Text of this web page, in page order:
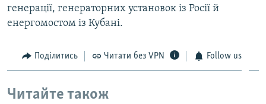
генерації, генераторних установок із Росії й
енергомостом із Кубані.
Поділитись Читати без VPN Follow us
Читайте також